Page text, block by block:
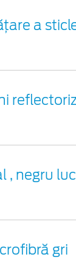
a
, negru
gri